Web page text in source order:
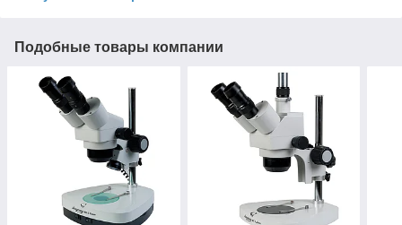
Подобные товары компании